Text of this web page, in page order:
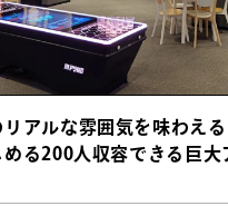
アルな雰囲気を味わえ
める200人収容できる巨大